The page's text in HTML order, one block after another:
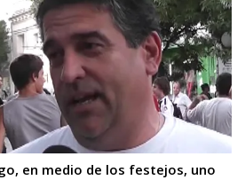
en medio de los festejos, uno